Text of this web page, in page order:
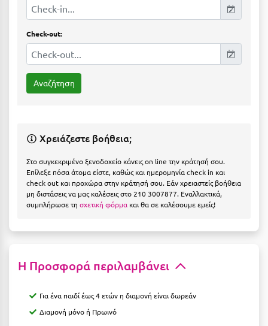
Ηλεία
Ηράκλειο
Θεσσαλονίκη
Ιεράπετρα
Ιθάκη
Ικαρία
Check-out:
Χρειάζεστε βοήθεια;
Στο συγκεκριμένο ξενοδοχείο κάνεις on line την κράτησή σου.
Επίλεξε πόσα άτομα είστε, καθώς και ημερομηνία check in και
check out και προχώρα στην κράτησή σου. Εάν χρειαστείς βοήθεια
μη διστάσεις να μας καλέσεις στο 210 3007877. Εναλλακτικά,
συμπλήρωσε τη σχετική φόρμα και θα σε καλέσουμε εμείς!
Η Προσφορά περιλαμβάνει
Για ένα παιδί έως 4 ετών η διαμονή είναι δωρεάν
Διαμονή μόνο ή Πρωινό